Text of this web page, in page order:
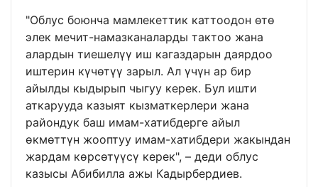
"Облус боюнча мамлекеттик каттоодон өтө
элек мечит-намазканаларды тактоо жана
алардын тиешелүү иш кагаздарын даярдоо
иштерин күчөтүү зарыл. Ал үчүн ар бир
айылды кыдырып чыгуу керек. Бул ишти
аткарууда казыят кызматкерлери жана
райондук баш имам-хатибдерге айыл
өкмөттүн жооптуу имам-хатибдери жакындан
жардам көрсөтүүсү керек", – деди облус
казысы Абибилла ажы Кадырбердиев.